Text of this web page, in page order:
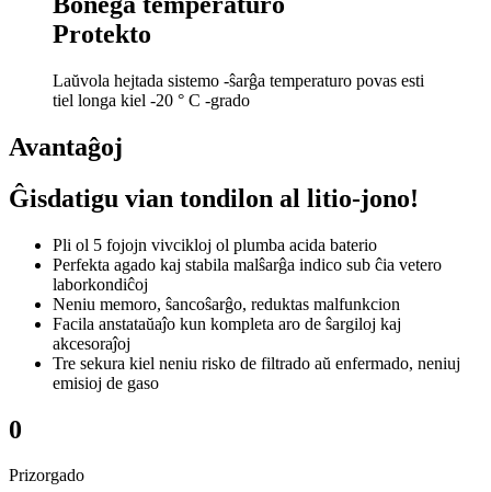
Protekto
Laŭvola hejtada sistemo -ŝarĝa temperaturo povas esti
tiel longa kiel -20 ° C -grado
Avantaĝoj
Ĝisdatigu vian tondilon al litio-jono!
Pli ol 5 fojojn vivcikloj ol plumba acida baterio
Perfekta agado kaj stabila malŝarĝa indico sub ĉia vetero
laborkondiĉoj
Neniu memoro, ŝancoŝarĝo, reduktas malfunkcion
Facila anstataŭaĵo kun kompleta aro de ŝargiloj kaj
akcesoraĵoj
Tre sekura kiel neniu risko de filtrado aŭ enfermado, neniuj
emisioj de gaso
0
Prizorgado